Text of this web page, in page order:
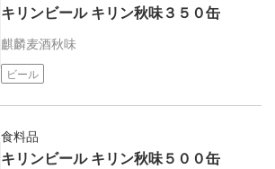
キリンビール キリン秋味３５０缶
麒麟麦酒秋味
ビール
食料品
キリンビール キリン秋味５００缶